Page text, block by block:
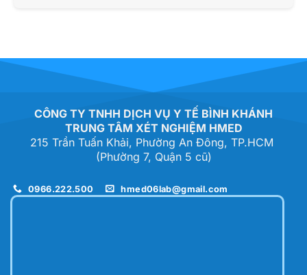
CÔNG TY TNHH DỊCH VỤ Y TẾ BÌNH KHÁNH
TRUNG TÂM XÉT NGHIỆM HMED
215 Trần Tuấn Khải, Phường An Đông, TP.HCM
(Phường 7, Quận 5 cũ)
0966.222.500 hmed06lab@gmail.com